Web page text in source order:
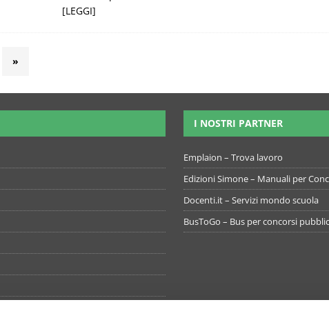
[LEGGI]
»
I NOSTRI PARTNER
Emplaion – Trova lavoro
Edizioni Simone – Manuali per
Docenti.it – Servizi mondo scuola
BusToGo – Bus per concorsi